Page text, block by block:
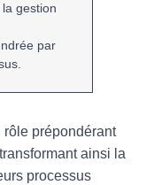
gestion
par
rôle prépondérant
ainsi la
processus